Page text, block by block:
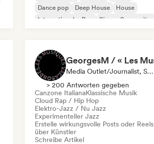
Dance pop
Deep House
House
Internationaler Pop
Singer-Songwriter
Media Outlet/Journalist, Social Media Influencer
> 200 Antworten gegeben
Canzone ItalianaKlassische Musik
Cloud Rap / Hip Hop
Elektro-Jazz / Nu Jazz
Experimenteller Jazz
Erstelle wirkungsvolle Posts oder Reels
über Künstler
Schreibe Artikel